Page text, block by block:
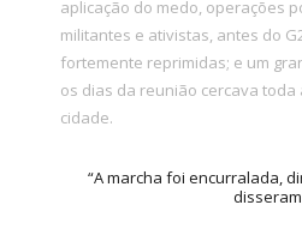
aplicação do medo, operações
militantes e ativistas, antes do
fortemente reprimidas; e um
os dias da reunião cercava toda
cidade.
“A marcha foi encurralada,